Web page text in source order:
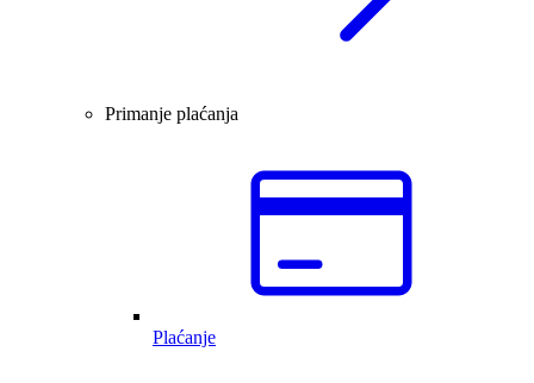
Primanje plaćanja
Plaćanje